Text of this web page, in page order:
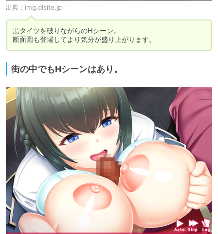
出典： img.dlsite.jp
黒タイツを破りながらのHシーン。
断面図も登場してより気分が盛り上がります。
街の中でもHシーンはあり。